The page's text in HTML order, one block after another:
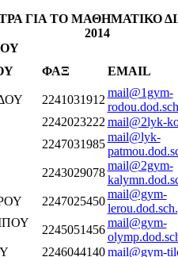
ΓΙΑ ΤΟ ΜΑΘΗΜΑΤΙΚΟ
2014
ΦΑΞ EMAIL
2241031912
mail@1gym-
2242023222 mail@2lyk-
2247031985
mail@lyk-
2243029078
mail@2gym-
2247025450
mail@gym-
2245051456
mail@gym-
2246044140 mail@gym-